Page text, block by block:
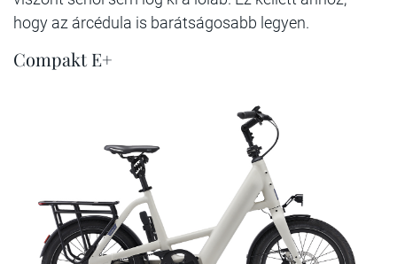
hogy az árcédula is barátságosabb legyen.
Compakt E+